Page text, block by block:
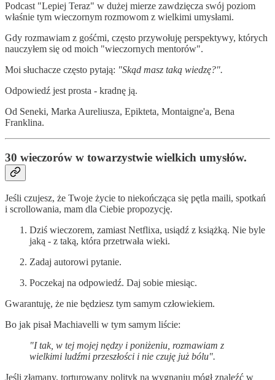
Podcast "Lepiej Teraz" w dużej mierze zawdzięcza swój poziom
właśnie tym wieczornym rozmowom z wielkimi umysłami.
Gdy rozmawiam z gośćmi, często przywołuję perspektywy, których
nauczyłem się od moich "wieczornych mentorów".
Moi słuchacze często pytają: "Skąd masz taką wiedzę?".
Odpowiedź jest prosta - kradnę ją.
Od Seneki, Marka Aureliusza, Epikteta, Montaigne'a, Bena
Franklina.
30 wieczorów w towarzystwie wielkich umysłów.
Jeśli czujesz, że Twoje życie to niekończąca się pętla maili, spotkań
i scrollowania, mam dla Ciebie propozycję.
Dziś wieczorem, zamiast Netflixa, usiądź z książką. Nie byle
jaką - z taką, która przetrwała wieki.
Zadaj autorowi pytanie.
Poczekaj na odpowiedź. Daj sobie miesiąc.
Gwarantuję, że nie będziesz tym samym człowiekiem.
Bo jak pisał Machiavelli w tym samym liście:
"I tak, w tej mojej nędzy i poniżeniu, rozmawiam z
wielkimi ludźmi przeszłości i nie czuję już bólu".
Jeśli złamany, torturowany polityk na wygnaniu mógł znaleźć w